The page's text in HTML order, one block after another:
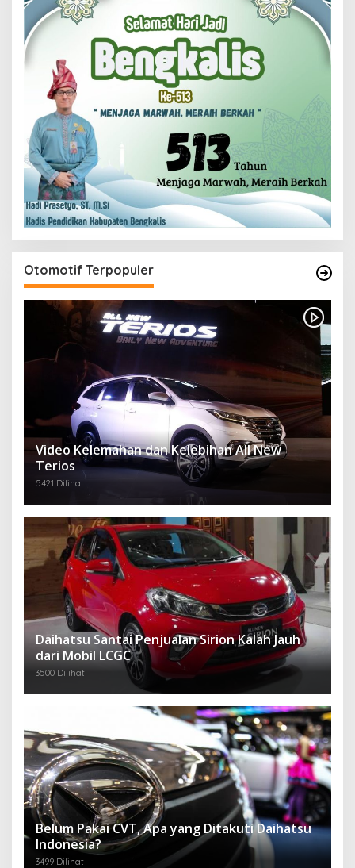
Otomotif Terpopuler
Video Kelemahan dan Kelebihan All New
Terios
5421 Dilihat
Daihatsu Santai Penjualan Sirion Kalah Jauh
dari Mobil LCGC
3500 Dilihat
Belum Pakai CVT, Apa yang Ditakuti Daihatsu
Indonesia?
3499 Dilihat